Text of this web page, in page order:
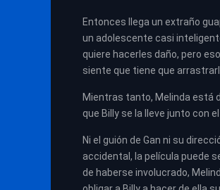
Entonces llega un extraño
un adolescente casi
quiere hacerles daño, pero
siente que tiene que
Mientras tanto, Melinda está
que Billy se la lleve junto con
Ni el guión de Gan ni su
accidental, la película puede
de haberse involucrado,